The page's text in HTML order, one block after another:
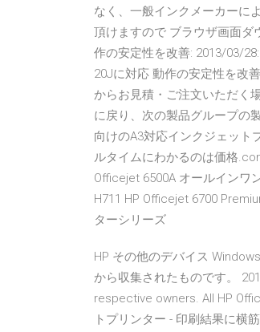
なく、一般インクメーカーに
頂けますので ブラウザ画面ダ
作の安定性を改善: 2013/03/
20Jに対応 動作の安定性を改
からお見積・ご注文いただく
に戻り、次の製品グループの
向けのA3対応インクジェット
ルタイムにわかるのは価格
Officejet 6500A オールインワ
H711 HP Officejet 6700
ターシリーズ
HP その他のデバイス
から収集されたものです。
respective owners. All HP
トプリンター - 印刷結果に横